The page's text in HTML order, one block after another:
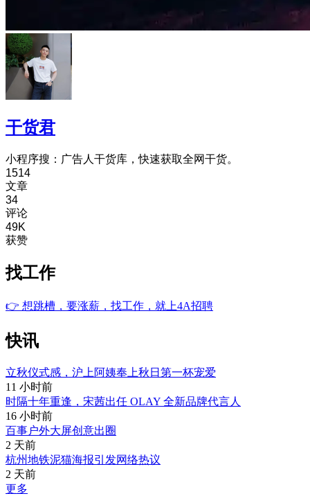
干货君
小程序搜：广告人干货库，快速获取全网干货。
1514
文章
34
评论
49K
获赞
找工作
👉 想跳槽，要涨薪，找工作，就上4A招聘
快讯
立秋仪式感，沪上阿姨奉上秋日第一杯宠爱
11 小时前
时隔十年重逢，宋茜出任 OLAY 全新品牌代言人
16 小时前
百事户外大屏创意出圈
2 天前
杭州地铁泥猫海报引发网络热议
2 天前
更多